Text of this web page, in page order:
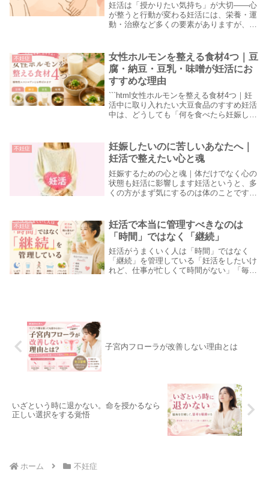
妊活は「授かりたい気持ち」が大切——心
が整うと行動が変わる妊活には、栄養・運
動・治療など多くの要素がありますが、土
ません。気持ちを上手に整えることで、毎
日の選択と行...
不妊症
女性ホルモンを整える食材4つ｜豆
腐・納豆・豆乳・味噌が妊活にお
すすめな理由
```html女性ホルモンを整える食材4つ｜妊
活中に取り入れたい大豆食品のすすめ妊活
中は、どうしても「何を食べたら妊娠しや
れたい」と考えることが増えます。その中
でも...
不妊症
妊娠したいのに苦しいあなたへ｜
妊活で整えたい心と魂
妊娠するための心と魂｜体だけでなく心の
状態も妊活に影響します妊活というと、多
くの方がまず気にするのは体のことです。
もとても大切です。ですが、妊娠を目指す
うえで見落と...
不妊症
妊活で本当に管理すべきなのは
「時間」ではなく「継続」
妊活がうまくいく人は「時間」ではなく
「継続」を管理している「妊活をしたいけ
れど、仕事が忙しくて時間がない」「毎日
子宮内フローラが改善しない理由とは
いざという時に退かない。命を授かるなら
正しい選択をする覚悟
ホーム 不妊症